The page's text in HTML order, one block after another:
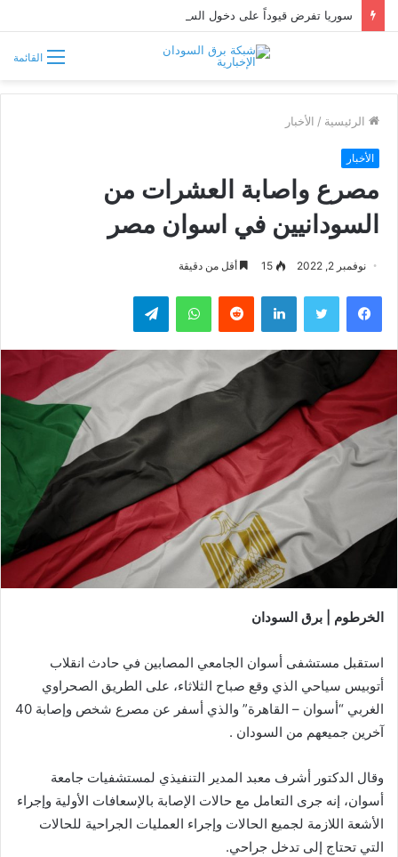
القائمة
الرئيسية / الأخبار
الأخبار
مصرع واصابة العشرات من
السودانيين في اسوان مصر
نوفمبر 2, 2022 15 أقل من دقيقة
فيسبوك تويتر لينكدإن واتساب تيلقرام
الخرطوم | برق السودان
استقبل مستشفى أسوان الجامعي المصابين في حادث انقلاب
أتوبيس سياحي الذي وقع صباح الثلاثاء، على الطريق الصحراوي
الغربي “أسوان – القاهرة” والذي أسفر عن مصرع شخص وإصابة 40
آخرين جميعهم من السودان .
وقال الدكتور أشرف معبد المدير التنفيذي لمستشفيات جامعة
أسوان، إنه جرى التعامل مع حالات الإصابة بالإسعافات الأولية وإجراء
الأشعة اللازمة لجميع الحالات وإجراء العمليات الجراحية للحالات
التي تحتاج إلى تدخل جراحي.